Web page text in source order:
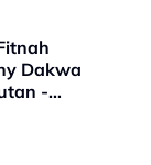
Dakwa
-